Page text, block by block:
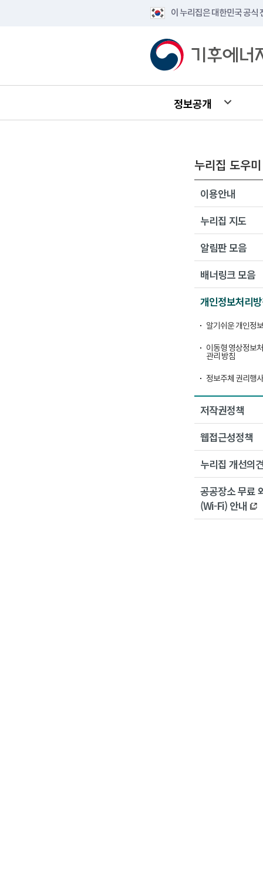
이 누리집은 대한민국 공식
정보공개
누리집 도우미
이용안내
누리집 지도
알림판 모음
배너링크 모음
개인정보처리
알기쉬운 개인정
이동형 영상정보
관리 방침
정보주체 권리행
저작권정책
웹접근성정책
누리집 개선의
공공장소 무료
(Wi-Fi) 안내